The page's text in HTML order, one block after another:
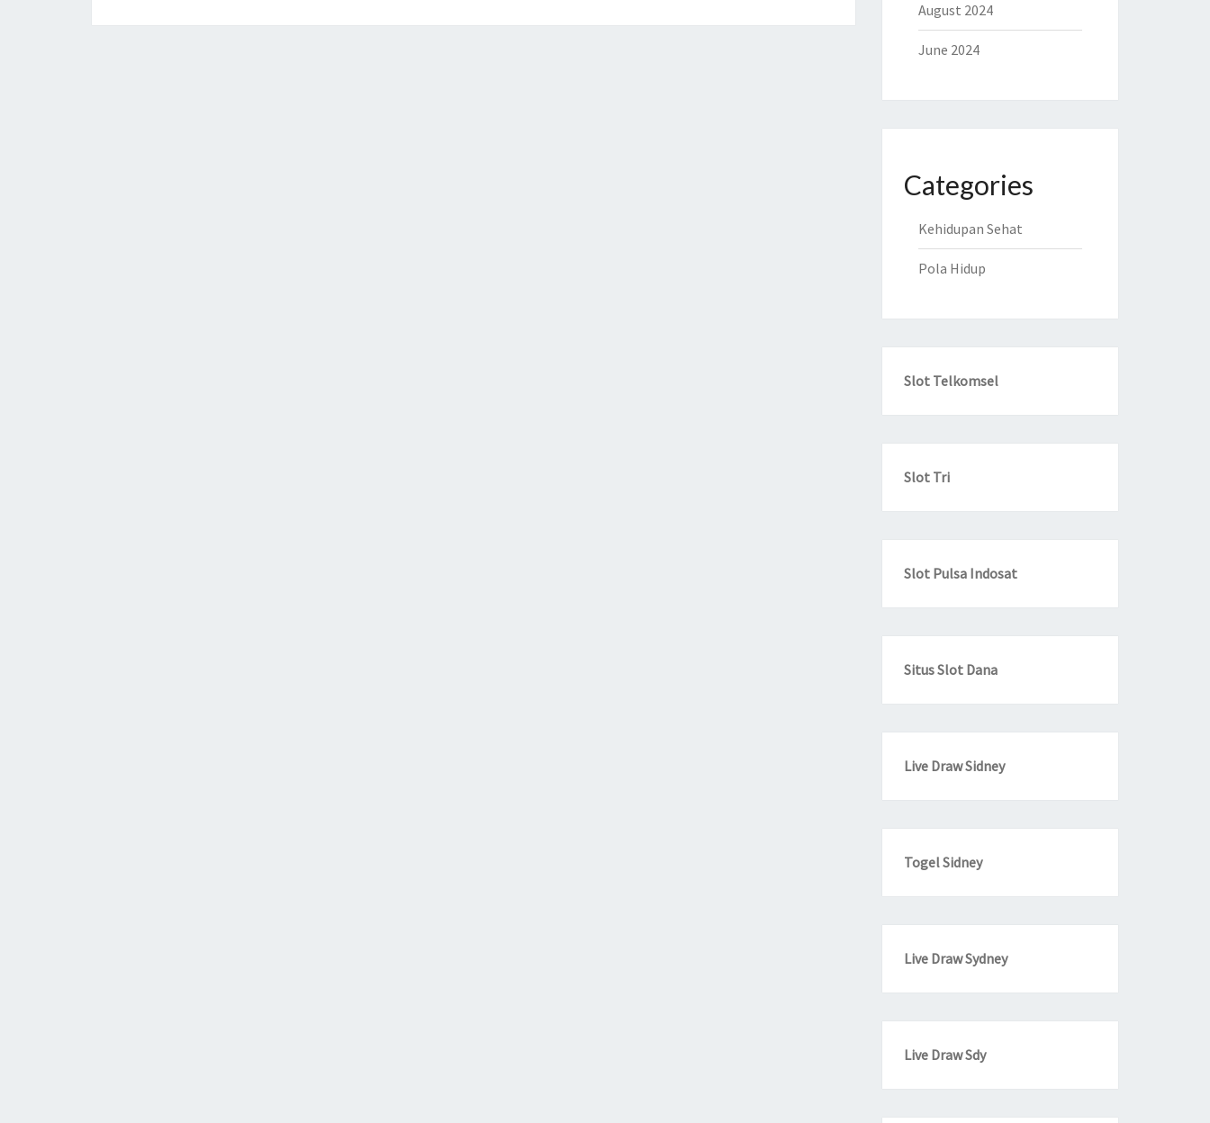
August 2024
June 2024
Categories
Kehidupan Sehat
Pola Hidup
Slot Telkomsel
Slot Tri
Slot Pulsa Indosat
Situs Slot Dana
Live Draw Sidney
Togel Sidney
Live Draw Sydney
Live Draw Sdy